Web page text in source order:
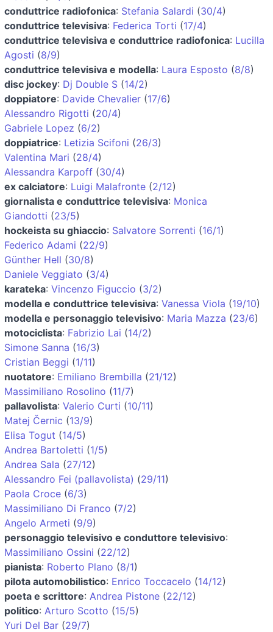
conduttrice radiofonica: Stefania Salardi (30/4)
conduttrice televisiva: Federica Torti (17/4)
conduttrice televisiva e conduttrice radiofonica: Lucilla
Agosti (8/9)
conduttrice televisiva e modella: Laura Esposto (8/8)
disc jockey: Dj Double S (14/2)
doppiatore: Davide Chevalier (17/6)
Alessandro Rigotti (20/4)
Gabriele Lopez (6/2)
doppiatrice: Letizia Scifoni (26/3)
Valentina Mari (28/4)
Alessandra Karpoff (30/4)
ex calciatore: Luigi Malafronte (2/12)
giornalista e conduttrice televisiva: Monica
Giandotti (23/5)
hockeista su ghiaccio: Salvatore Sorrenti (16/1)
Federico Adami (22/9)
Günther Hell (30/8)
Daniele Veggiato (3/4)
karateka: Vincenzo Figuccio (3/2)
modella e conduttrice televisiva: Vanessa Viola (19/10)
modella e personaggio televisivo: Maria Mazza (23/6)
motociclista: Fabrizio Lai (14/2)
Simone Sanna (16/3)
Cristian Beggi (1/11)
nuotatore: Emiliano Brembilla (21/12)
Massimiliano Rosolino (11/7)
pallavolista: Valerio Curti (10/11)
Matej Černic (13/9)
Elisa Togut (14/5)
Andrea Bartoletti (1/5)
Andrea Sala (27/12)
Alessandro Fei (pallavolista) (29/11)
Paola Croce (6/3)
Massimiliano Di Franco (7/2)
Angelo Armeti (9/9)
personaggio televisivo e conduttore televisivo:
Massimiliano Ossini (22/12)
pianista: Roberto Plano (8/1)
pilota automobilistico: Enrico Toccacelo (14/12)
poeta e scrittore: Andrea Pistone (22/12)
politico: Arturo Scotto (15/5)
Yuri Del Bar (29/7)